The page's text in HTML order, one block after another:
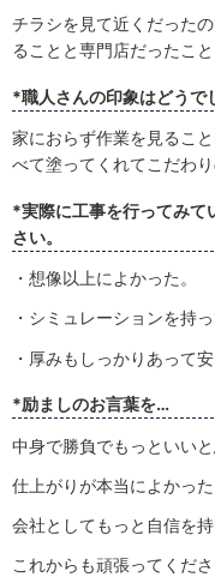
チラシを見て近くだった
ることと専門店だったこ
*職人さんの印象はどうで
家におらず作業を見るこ
べて塗ってくれてこだわ
*実際に工事を行ってみて
さい。
・想像以上によかった。
・シミュレーションを持
・厚みもしっかりあって安
*励ましのお言葉を…
中身で勝負でもっといいと
仕上がりが本当によかった
会社としてもっと自信を
これからも頑張ってくださ